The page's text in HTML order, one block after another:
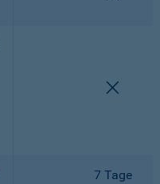
7 Tage